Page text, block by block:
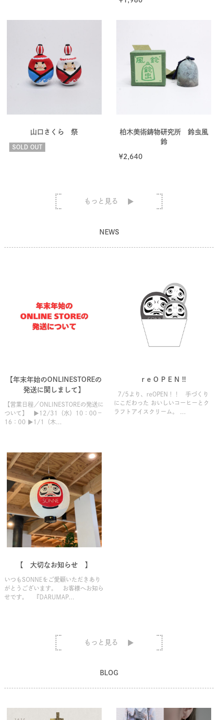
山口さくら 祭
SOLD OUT
柏木美術鋳物研究所 鈴虫風
鈴
¥2,640
もっと見る
NEWS
【年末年始のONLINESTOREの
発送に関しまして】
【営業日程／ONLINESTOREの発送に
ついて】 ▶12/31（水）10：00－
16：00 ▶1/1（木...
r e O P E N !!
7/5より、reOPEN！！ 手づくり
にこだわった おいしいコーヒーとク
ラフトアイスクリーム。 ...
【 大切なお知らせ 】
いつもSONNEをご愛顧いただきあり
がとうございます。 お客様へお知ら
せです。 『DARUMAP...
もっと見る
BLOG